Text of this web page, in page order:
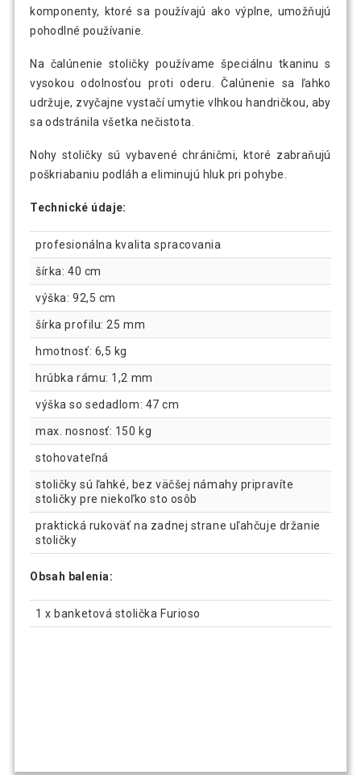
komponenty, ktoré sa používajú ako výplne, umožňujú
pohodlné používanie.
Na čalúnenie stoličky používame špeciálnu tkaninu s
vysokou odolnosťou proti oderu. Čalúnenie sa ľahko
udržuje, zvyčajne vystačí umytie vlhkou handričkou, aby
sa odstránila všetka nečistota.
Nohy stoličky sú vybavené chráničmi, ktoré zabraňujú
poškriabaniu podláh a eliminujú hluk pri pohybe.
Technické údaje:
profesionálna kvalita spracovania
šírka: 40 cm
výška: 92,5 cm
šírka profilu: 25 mm
hmotnosť: 6,5 kg
hrúbka rámu: 1,2 mm
výška so sedadlom: 47 cm
max. nosnosť: 150 kg
stohovateľná
stoličky sú ľahké, bez väčšej námahy pripravíte
stoličky pre niekoľko sto osôb
praktická rukoväť na zadnej strane uľahčuje držanie
stoličky
Obsah balenia:
1 x banketová stolička Furioso